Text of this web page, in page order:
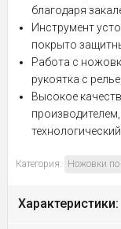
благодаря
Инструмент
покрыто
Работа с
рукоятка с
Высокое
Категория: Ножовки по
Характеристики: